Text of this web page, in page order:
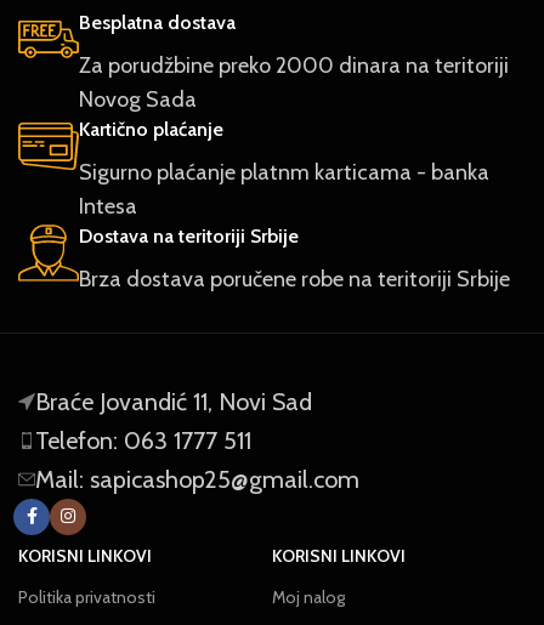
Besplatna dostava
Za porudžbine preko 2000 dinara na teritoriji
Novog Sada
Kartično plaćanje
Sigurno plaćanje platnm karticama - banka
Intesa
Dostava na teritoriji Srbije
Brza dostava poručene robe na teritoriji Srbije
Braće Jovandić 11, Novi Sad
Telefon: 063 1777 511
Mail: sapicashop25@gmail.com
KORISNI LINKOVI
Politika privatnosti
KORISNI LINKOVI
Moj nalog